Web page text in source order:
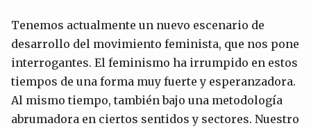
Tenemos actualmente un nuevo escenario de
desarrollo del movimiento feminista, que nos pone
interrogantes. El feminismo ha irrumpido en estos
tiempos de una forma muy fuerte y esperanzadora.
Al mismo tiempo, también bajo una metodología
abrumadora en ciertos sentidos y sectores. Nuestro